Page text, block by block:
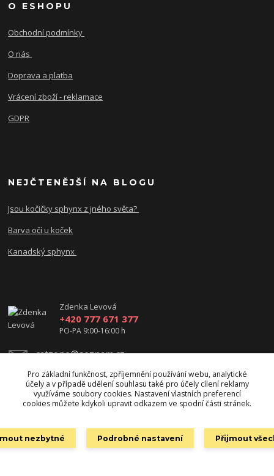
O ESHOPU
Obchodní podmínky
O nás
Doprava a platba
Vrácení zboží - reklamace
GDPR
NEJČTENĚJŠÍ NA BLOGU
Jsou kočičky sphynx z jného světa?
Barva očí u koček
Kanadský sphynx
Zdenka Levová
+420 777 671 377
PO-PA 9:00-16:00 h
catzone@seznam.cz
Copyright 2010- 2026 catzone.cz. Všechna práva vyhrazena.
Pro základní funkčnost, zpříjemnění používání webu, analytické
účely a v případě udělení souhlasu také pro účely cílení reklamy
využíváme soubory cookies. Nastavení vlastních preferencí
cookies můžete kdykoli upravit odkazem ve spodní části stránek.
nezbytné Podrobné nastavení Přijmout